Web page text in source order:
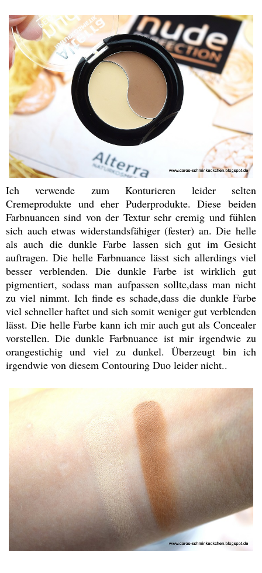
Ich verwende zum Konturieren leider selten
Cremeprodukte und eher Puderprodukte. Diese beiden
Farbnuancen sind von der Textur sehr cremig und fühlen
sich auch etwas widerstandsfähiger (fester) an. Die helle
als auch die dunkle Farbe lassen sich gut im Gesicht
auftragen. Die helle Farbnuance lässt sich allerdings viel
besser verblenden. Die dunkle Farbe ist wirklich gut
pigmentiert, sodass man aufpassen sollte,dass man nicht
zu viel nimmt. Ich finde es schade,dass die dunkle Farbe
viel schneller haftet und sich somit weniger gut verblenden
lässt. Die helle Farbe kann ich mir auch gut als Concealer
vorstellen. Die dunkle Farbnuance ist mir irgendwie zu
orangestichig und viel zu dunkel. Überzeugt bin ich
irgendwie von diesem Contouring Duo leider nicht..